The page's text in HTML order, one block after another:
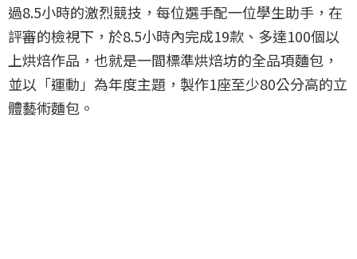
過8.5小時的激烈競技，每位選手配一位學生助手，在
評審的檢視下，於8.5小時內完成19款、多達100個以
上烘焙作品，也就是一間標準烘焙坊的全品項麵包，
並以「運動」為年度主題，製作1座至少80公分高的立
體藝術麵包。